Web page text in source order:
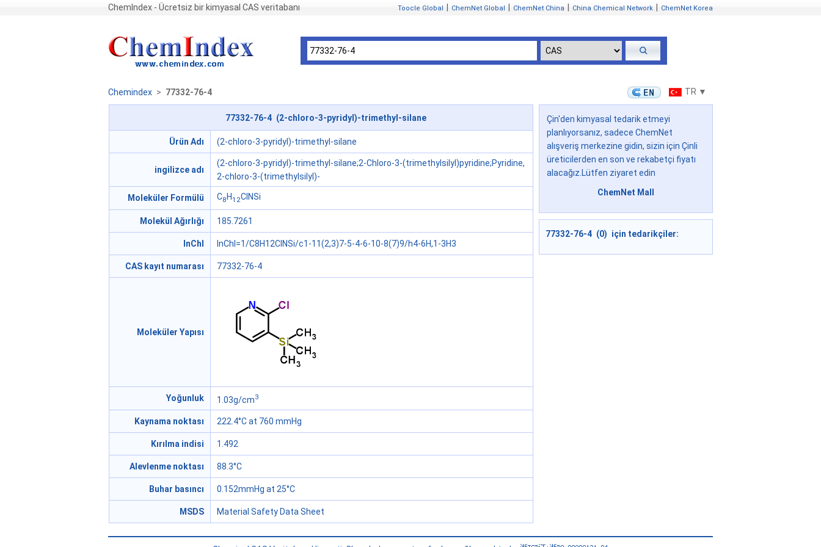
ChemIndex - Ücretsiz bir kimyasal CAS veritabanı Toocle Global ChemNet Global ChemNet China China Chemical Network ChemNet Korea
Chemindex > 77332-76-4 TR ▼
77332-76-4 (2-chloro-3-pyridyl)-trimethyl-silane
Ürün Adı (2-chloro-3-pyridyl)-trimethyl-silane
ingilizce adı
(2-chloro-3-pyridyl)-trimethyl-silane;2-Chloro-3-(trimethylsilyl)pyridine;Pyridine,
2-chloro-3-(trimethylsilyl)-
Moleküler Formülü C8 H12ClNSi
Molekül Ağırlığı 185.7261
InChI InChI=1/C8H12ClNSi/c1-11(2,3)7-5-4-6-10-8(7)9/h4-6H,1-3H3
CAS kayıt numarası 77332-76-4
Moleküler Yapısı
Yoğunluk 1.03g/cm3
Kaynama noktası 222.4°C at 760 mmHg
Kırılma indisi 1.492
Alevlenme noktası 88.3°C
Buhar basıncı 0.152mmHg at 25°C
MSDS Material Safety Data Sheet
Çin'den kimyasal tedarik etmeyi
planlıyorsanız, sadece ChemNet
alışveriş merkezine gidin, sizin için Çinli
üreticilerden en son ve rekabetçi fiyatı
alacağız.Lütfen ziyaret edin
ChemNet Mall
77332-76-4 (0) için tedarikçiler: